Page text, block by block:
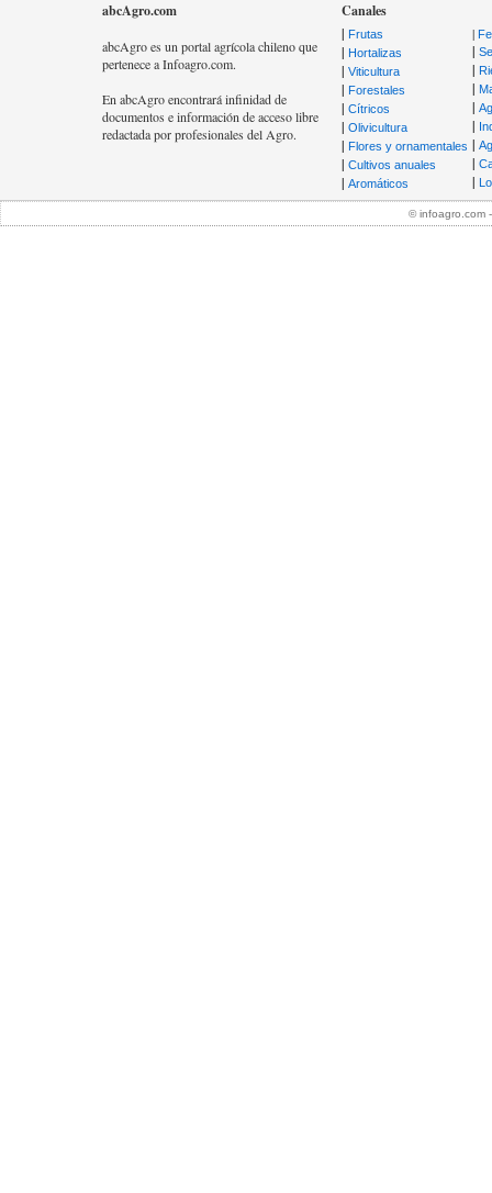
abcAgro.com
abcAgro es un portal agrícola chileno que
pertenece a Infoagro.com.
En abcAgro encontrará infinidad de
documentos e información de acceso libre
redactada por profesionales del Agro.
Canales
| Frutas
| Hortalizas
| Viticultura
| Forestales
| Cítricos
| Olivicultura
| Flores y ornamentales
| Cultivos anuales
| Aromáticos
|
|
|
|
|
|
|
|
|
© infoagro.com